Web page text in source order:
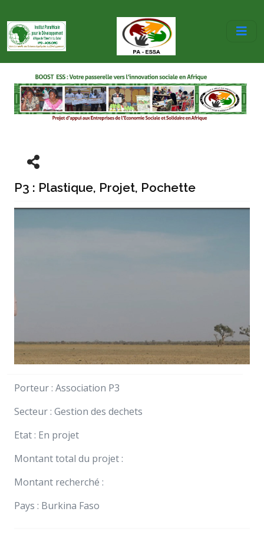
P3 : Plastique, Projet, Pochette
Porteur : Association P3
Secteur : Gestion des dechets
Etat : En projet
Montant total du projet :
Montant recherché :
Pays : Burkina Faso